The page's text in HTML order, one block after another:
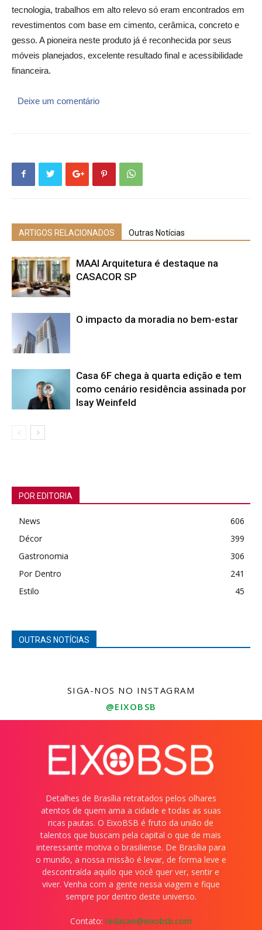
tecnologia, trabalhos em alto relevo só eram encontrados em
revestimentos com base em cimento, cerâmica, concreto e
gesso. A pioneira neste produto já é reconhecida por seus
móveis planejados, excelente resultado final e acessibilidade
financeira.
Deixe um comentário
ARTIGOS RELACIONADOS Outras Notícias
MAAI Arquitetura é destaque na
CASACOR SP
O impacto da moradia no bem-estar
Casa 6F chega à quarta edição e tem
como cenário residência assinada por
Isay Weinfeld
POR EDITORIA
News
606
Décor
399
Gastronomia
306
Por Dentro
241
Estilo
45
OUTRAS NOTÍCIAS
SIGA-NOS NO INSTAGRAM
@EIXOBSB
Detalhes de Brasília retratados pelos olhares
atentos de quem ama a cidade e todas as suas
ricas pautas. O EixoBSB é fruto da união de
talentos que buscam pela capital o que de mais
interessante motiva o brasiliense. De Brasília para
o mundo, a nossa missão é levar, de forma leve e
descontraída aquilo que você quer ver, sentir e
viver. Venha com a gente nessa viagem e fique
sempre por dentro deste universo.
Contato: redacao@eixobsb.com